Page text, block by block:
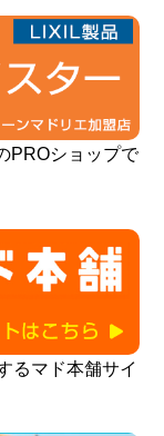
PROショップで
るマド本舗サイ